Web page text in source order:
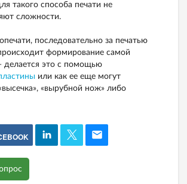
такого способа печати не
сложности.
последовательно за печатью
формирование самой
делается это с помощью
или как ее еще могут
«вырубной нож» либо